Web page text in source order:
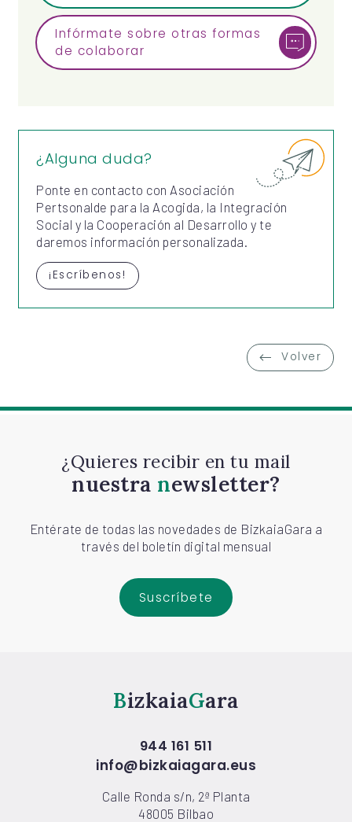
Infórmate sobre otras formas
de colaborar
¿Alguna duda?
Ponte en contacto con Asociación
Pertsonalde para la Acogida, la Integración
Social y la Cooperación al Desarrollo y te
daremos información personalizada.
¡Escríbenos!
Volver
¿Quieres recibir en tu mail
nuestra newsletter?
Entérate de todas las novedades de BizkaiaGara a
través del boletín digital mensual
Suscríbete
Bizkaia Gara
944 161 511
info@bizkaiagara.eus
Calle Ronda s/n, 2ª Planta
48005 Bilbao